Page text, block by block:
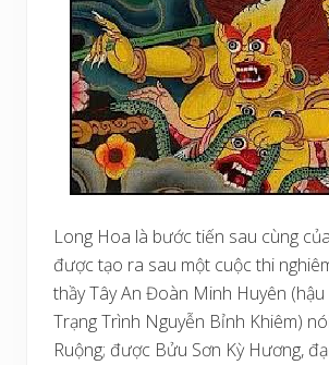
Long Hoa là bước tiến sau cùng
được tạo ra sau một cuộc thi
thầy Tây An Đoàn Minh Huyên
Trạng Trình Nguyễn Bỉnh Khiêm)
Ruộng; được Bửu Sơn Kỳ Hương,